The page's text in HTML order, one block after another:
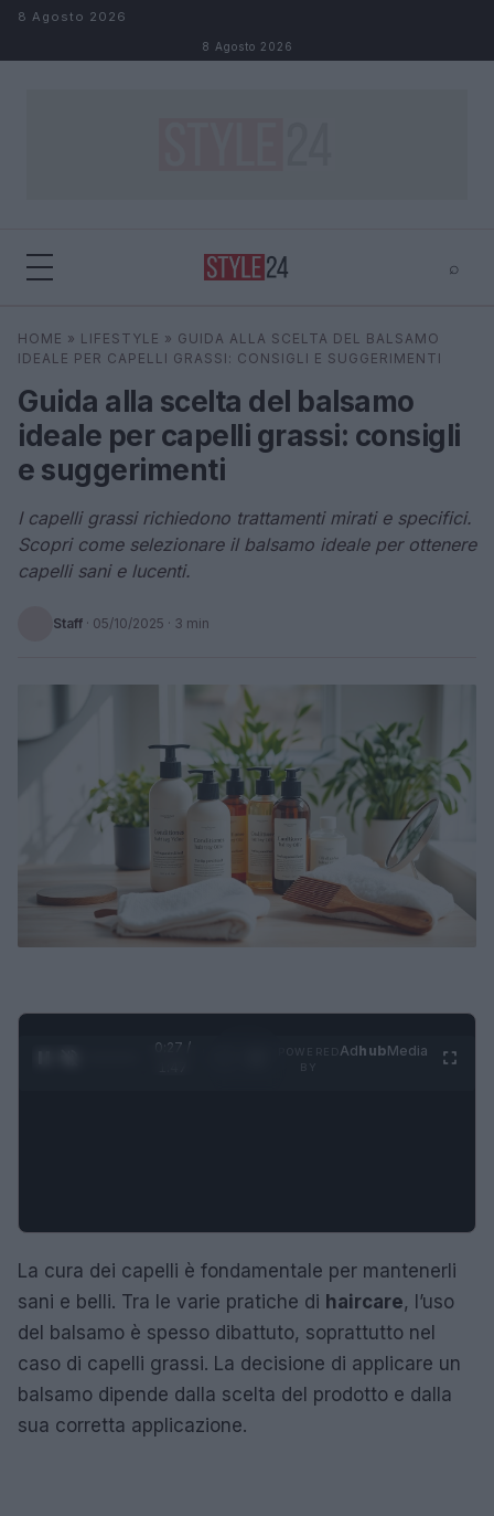
Salta al contenuto
8 Agosto 2026
8 Agosto 2026
⌕
Cerca ⌕
HOME » LIFESTYLE » GUIDA ALLA SCELTA DEL BALSAMO
IDEALE PER CAPELLI GRASSI: CONSIGLI E SUGGERIMENTI
Guida alla scelta del balsamo
ideale per capelli grassi: consigli
e suggerimenti
I capelli grassi richiedono trattamenti mirati e specifici.
Scopri come selezionare il balsamo ideale per ottenere
capelli sani e lucenti.
Staff · 05/10/2025 · 3 min
0:28 /
AdhubMedia
La cura dei capelli è fondamentale per mantenerli
sani e belli. Tra le varie pratiche di haircare, l’uso
del balsamo è spesso dibattuto, soprattutto nel
caso di capelli grassi. La decisione di applicare un
balsamo dipende dalla scelta del prodotto e dalla
sua corretta applicazione.